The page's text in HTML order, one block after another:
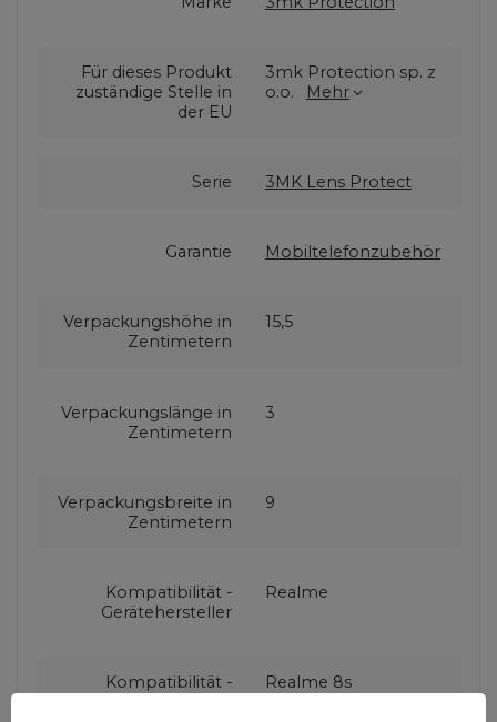
Für dieses Produkt
zuständige Stelle in
der EU
3mk Protection sp. z
o.o.
Mehr
Serie 3MK Lens Protect
Garantie Mobiltelefonzubehör
Verpackungshöhe in
Zentimetern
15,5
Verpackungslänge in
Zentimetern
3
Verpackungsbreite in
Zentimetern
9
Kompatibilität -
Gerätehersteller
Realme
Kompatibilität -
Realme 8s